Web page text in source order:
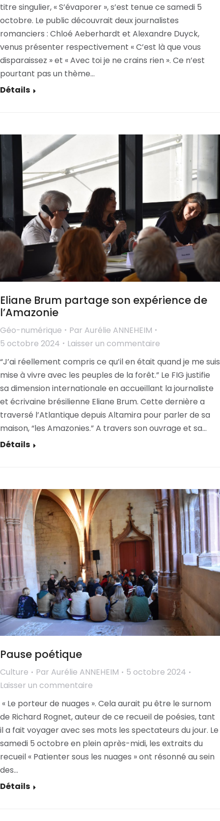
titre singulier, « S’évaporer », s’est tenue ce samedi 5
octobre. Le public découvrait deux journalistes
romanciers : Chloé Aeberhardt et Alexandre Duyck,
venus présenter respectivement « C’est là que vous
disparaissez » et « Avec toi je ne crains rien ». Ce n’est
pourtant pas un thème…
Détails
Eliane Brum partage son expérience de
l’Amazonie
Géo-numérique Par Aurélie ANNEHEIM
5 octobre 2024
Laisser un commentaire
“J’ai réellement compris ce qu’il en était quand je me suis
mise à vivre avec les peuples de la forêt.” Le FIG justifie
sa dimension internationale en accueillant la journaliste
et écrivaine brésilienne Eliane Brum. Cette dernière a
traversé l’Atlantique depuis Altamira pour parler de sa
maison, “les Amazonies.” A travers son ouvrage et sa…
Détails
Pause poétique
Culture Par Aurélie ANNEHEIM
5 octobre 2024
Laisser un commentaire
« Le porteur de nuages ». Cela aurait pu être le surnom
de Richard Rognet, auteur de ce recueil de poésies, tant
il a fait voyager avec ses mots les spectateurs du jour. Le
samedi 5 octobre en plein après-midi, les extraits du
recueil « Patienter sous les nuages » ont résonné au sein
des…
Détails